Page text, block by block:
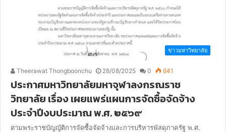
ข่าวมหาวิทยาลัย
Theerawat Thongboonchu 28/08/2025 0 641
ประกาศมหาวิทยาลัยมหาจุฬาลงกรณราช
วิทยาลัย เรื่อง เผยแพร่แผนการจัดซื้อจัดจ้าง
ประจำปีงบประมาณ พ.ศ. ๒๕๖๙
ตามพระราชบัญญัติการจัดซื้อจัดจ้างและการบริหารพัสดุภาครัฐ พ.ศ.